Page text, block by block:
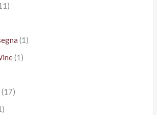
(1)
(1)
(17)